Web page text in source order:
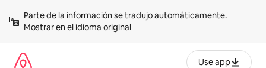
contenidoMostrar en el idioma original
Use app